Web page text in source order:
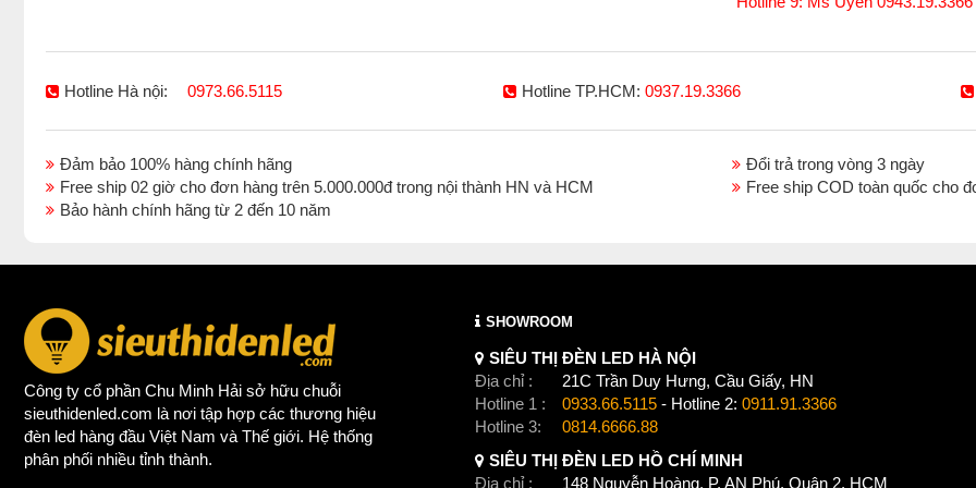
Hotline Hà nội: 0973.66.5115 Hotline TP.HCM: 0937.19.3366
Đảm bảo 100% hàng chính hãng
Đổi trả trong vòng 3 ngày
Free ship 02 giờ cho đơn hàng trên 5.000.000đ trong nội thành HN và HCM
Free ship COD toàn quốc cho
Bảo hành chính hãng từ 2 đến 10 năm
Công ty cổ phần Chu Minh Hải sở hữu chuỗi
sieuthidenled.com là nơi tập hợp các thương hiệu
đèn led hàng đầu Việt Nam và Thế giới. Hệ thống
phân phối nhiều tỉnh thành.
SHOWROOM
SIÊU THỊ ĐÈN LED HÀ NỘI
Địa chỉ :
21C Trần Duy Hưng, Cầu Giấy, HN
Hotline 1 :
0933.66.5115 - Hotline 2: 0911.91.3366
Hotline 3:
0814.6666.88
SIÊU THỊ ĐÈN LED HỒ CHÍ MINH
Địa chỉ :
148 Nguyễn Hoàng, P. AN Phú, Quận 2, HCM